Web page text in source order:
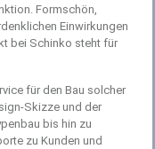
Formschön,
Einwirkungen
bei Schinko steht für
für den Bau solcher
Skizze und der
bis hin zu
zu Kunden und